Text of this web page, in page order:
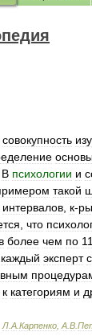
совокупность
В психологии и
такой
интервалов к-
что
более чем по 11
каждый эксперт
к категориям и
Л А Карпенко А В